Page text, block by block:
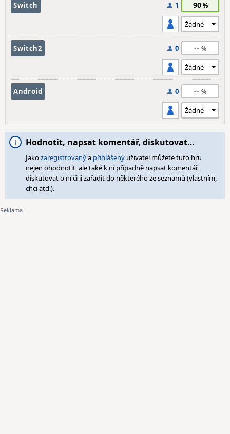
Switch 1 90
Switch2 0 --
Android 0 --
Hodnotit, napsat komentář, diskutovat…
Jakozaregistrovanýa přihlášený uživatel můžete tuto hru
nejen ohodnotit, ale také k ní případně napsat komentář,
diskutovat o ní či ji zařadit do některého ze seznamů (vlastním,
chci atd.).